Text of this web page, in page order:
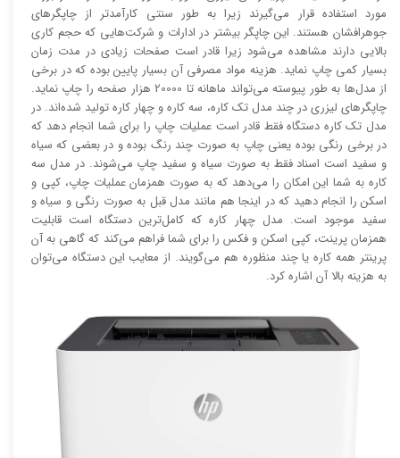
مورد استفاده قرار می‌گیرند زیرا به طور سنتی کارآمد‌‌تر از چاپگر‌های
جوهرافشان هستند. این چاپگر بیشتر در ادارات و شرکت‌هایی که حجم کاری
بالایی دارند مشاهده می‌شود زیرا قادر است صفحات زیادی در مدت زمان
بسیار کمی چاپ نماید. هزینه مواد مصرفی آن بسیار پایین بوده که در برخی
از مدل‌ها به طور پیوسته می‌تواند ماهانه تا 20000 هزار صفحه را چاپ نماید.
چاپگر‌های لیزری در چند مدل تک کاره، سه کاره و چهار کاره تولید شده‌اند. در
مدل تک کاره دستگاه فقط قادر است عملیات چاپ را برای شما انجام دهد که
در برخی رنگی بوده یعنی چاپ به صورت چند رنگ بوده و در بعضی که سیاه
و سفید است اسناد فقط به صورت سیاه و سفید چاپ می‌شوند. در مدل سه
کاره به شما این امکان را می‌دهد که به صورت همزمان عملیات چاپ، کپی و
اسکن را انجام دهید که در اینجا هم مانند مدل قبل به صورت رنگی و سیاه و
سفید موجود است. مدل چهار کاره که کامل‌ترین دستگاه است قابلیت
همزمان پرینت، کپی اسکن و فکس را برای شما فراهم می‌کند که گاهی به آن
پرینتر همه کاره یا چند منظوره هم می‌گویند. از معایب این دستگاه می‌توان
به هزینه بالا آن اشاره کرد.